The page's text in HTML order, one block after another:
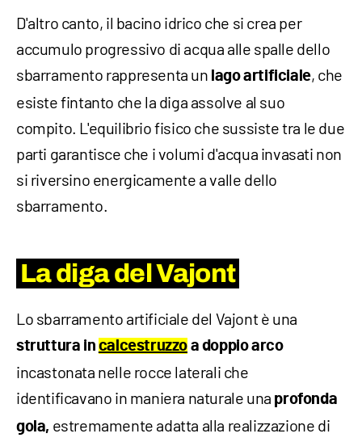
D'altro canto, il bacino idrico che si crea per
accumulo progressivo di acqua alle spalle dello
sbarramento rappresenta un lago artificiale, che
esiste fintanto che la diga assolve al suo
compito. L'equilibrio fisico che sussiste tra le due
parti garantisce che i volumi d'acqua invasati non
si riversino energicamente a valle dello
sbarramento.
La diga del Vajont
Lo sbarramento artificiale del Vajont è una
struttura in calcestruzzo a doppio arco
incastonata nelle rocce laterali che
identificavano in maniera naturale una profonda
gola, estremamente adatta alla realizzazione di